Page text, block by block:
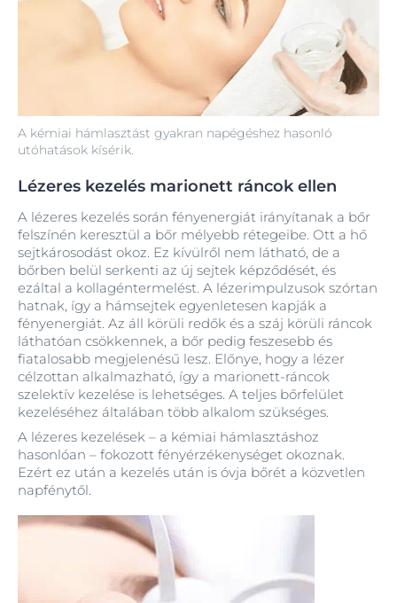
A kémiai hámlasztást gyakran napégéshez hasonló
utóhatások kísérik.
Lézeres kezelés marionett ráncok ellen
A lézeres kezelés során fényenergiát irányítanak a bőr
felszínén keresztül a bőr mélyebb rétegeibe. Ott a hő
sejtkárosodást okoz. Ez kívülről nem látható, de a
bőrben belül serkenti az új sejtek képződését, és
ezáltal a kollagéntermelést. A lézerimpulzusok szórtan
hatnak, így a hámsejtek egyenletesen kapják a
fényenergiát. Az áll körüli redők és a száj körüli ráncok
láthatóan csökkennek, a bőr pedig feszesebb és
fiatalosabb megjelenésű lesz. Előnye, hogy a lézer
célzottan alkalmazható, így a marionett‑ráncok
szelektív kezelése is lehetséges. A teljes bőrfelület
kezeléséhez általában több alkalom szükséges.
A lézeres kezelések – a kémiai hámlasztáshoz
hasonlóan – fokozott fényérzékenységet okoznak.
Ezért ez után a kezelés után is óvja bőrét a közvetlen
napfénytől.